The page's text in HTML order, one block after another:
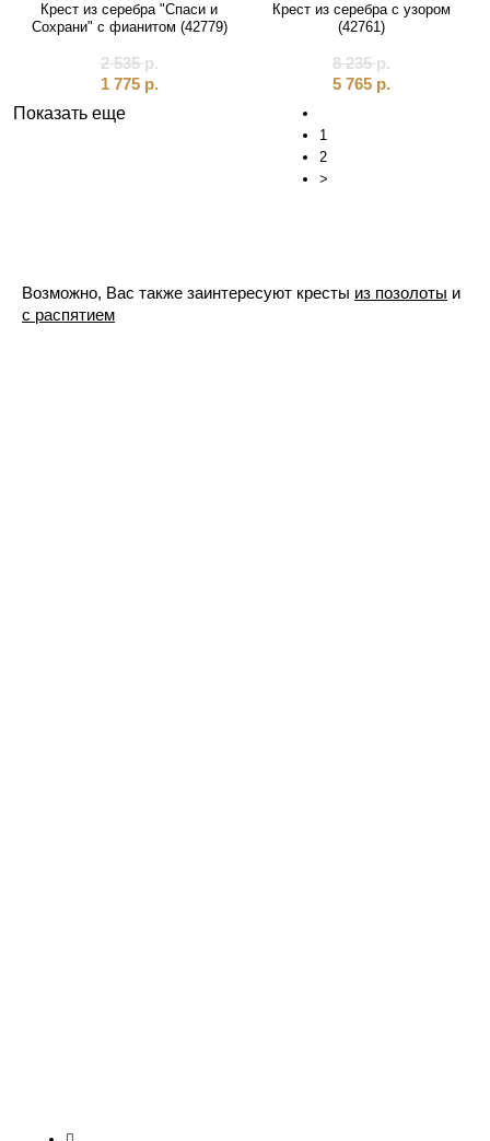
Крест из серебра "Спаси и
Сохрани" с фианитом (42779)
2 535р.
1 775 р.
Крест из серебра с узором
(42761)
8 235р.
5 765 р.
Показать еще
1
2
>
Возможно, Вас также заинтересуют кресты из позолоты и
с распятием